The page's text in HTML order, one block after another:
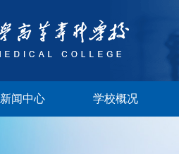
新闻中心 学校概况